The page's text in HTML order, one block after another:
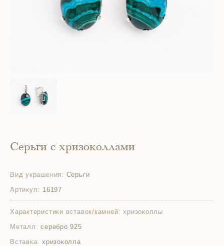
Серьги с хризоколлами
Вид украшения: Серьги
Артикул: 16197
Характеристики вставок/камней: хризоколлы
Металл: серебро 925
Вставка: хризоколла